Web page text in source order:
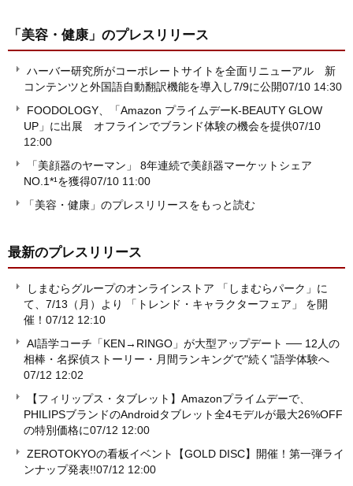
「美容・健康」 のプレスリリース
ハーバー研究所がコーポレートサイトを全面リニューアル 新
コンテンツと外国語自動翻訳機能を導入し7/9に公開07/10 14:30
FOODOLOGY、「Amazon プライムデーK-BEAUTY GLOW
UP」に出展 オフラインでブランド体験の機会を提供07/10
12:00
「美顔器のヤーマン」 8年連続で美顔器マーケットシェア
NO.1*¹を獲得07/10 11:00
「美容・健康」のプレスリリースをもっと読む
最新のプレスリリース
しまむらグループのオンラインストア 「しまむらパーク」に
て、7/13（月）より 「トレンド・キャラクターフェア」 を開
催！ 07/12 12:10
AI語学コーチ「KEN→RINGO」が大型アップデート ── 12人の
相棒・名探偵ストーリー・月間ランキングで"続く"語学体験へ
07/12 12:02
【フィリップス・タブレット】Amazonプライムデーで、
PHILIPSブランドのAndroidタブレット全4モデルが最大26%OFF
の特別価格に07/12 12:00
ZEROTOKYOの看板イベント【GOLD DISC】開催！第一弾ライ
ンナップ発表!!07/12 12:00